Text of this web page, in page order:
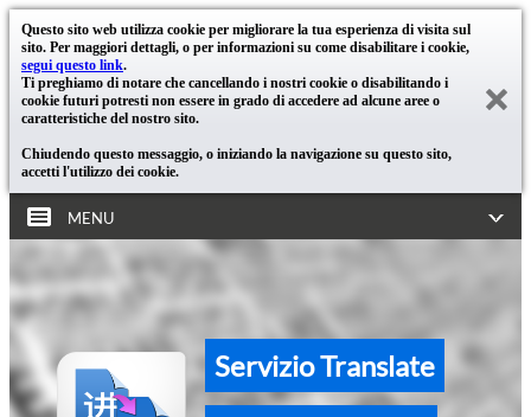
Questo sito web utilizza cookie per migliorare la tua esperienza di visita sul
sito. Per maggiori dettagli, o per informazioni su come disabilitare i cookie,
segui questo link.
Ti preghiamo di notare che cancellando i nostri cookie o disabilitando i
cookie futuri potresti non essere in grado di accedere ad alcune aree o
caratteristiche del nostro sito.
Chiudendo questo messaggio, o iniziando la navigazione su questo sito,
accetti l'utilizzo dei cookie.
MENU
Servizio Translate